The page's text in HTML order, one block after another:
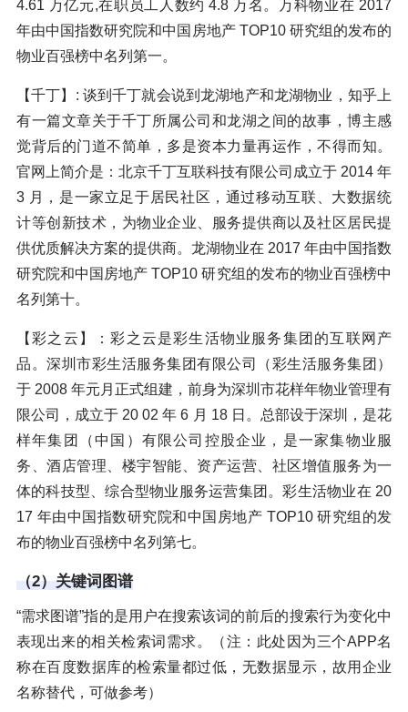
4.61 万亿元,在职员工人数约 4.8 万名。万科物业在 2017
年由中国指数研究院和中国房地产 TOP10 研究组的发布的
物业百强榜中名列第一。
【千丁】: 谈到千丁就会说到龙湖地产和龙湖物业，知乎上
有一篇文章关于千丁所属公司和龙湖之间的故事，博主感
觉背后的门道不简单，多是资本力量再运作，不得而知。
官网上简介是：北京千丁互联科技有限公司成立于 2014 年
3 月，是一家立足于居民社区，通过移动互联、大数据统
计等创新技术，为物业企业、服务提供商以及社区居民提
供优质解决方案的提供商。龙湖物业在 2017 年由中国指数
研究院和中国房地产 TOP10 研究组的发布的物业百强榜中
名列第十。
【彩之云】：彩之云是彩生活物业服务集团的互联网产
品。深圳市彩生活服务集团有限公司（彩生活服务集团）
于 2008 年元月正式组建，前身为深圳市花样年物业管理有
限公司，成立于 20 02 年 6 月 18 日。总部设于深圳，是花
样年集团（中国）有限公司控股企业，是一家集物业服
务、酒店管理、楼宇智能、资产运营、社区增值服务为一
体的科技型、综合型物业服务运营集团。彩生活物业在 20
17 年由中国指数研究院和中国房地产 TOP10 研究组的发
布的物业百强榜中名列第七。
（2）关键词图谱
“需求图谱”指的是用户在搜索该词的前后的搜索行为变化中
表现出来的相关检索词需求。（注：此处因为三个APP名
称在百度数据库的检索量都过低，无数据显示，故用企业
名称替代，可做参考）